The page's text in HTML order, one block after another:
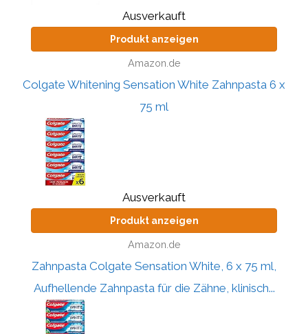
Ausverkauft
Produkt anzeigen
Amazon.de
Colgate Whitening Sensation White Zahnpasta 6 x
75 ml
Ausverkauft
Produkt anzeigen
Amazon.de
Zahnpasta Colgate Sensation White, 6 x 75 ml,
Aufhellende Zahnpasta für die Zähne, klinisch...